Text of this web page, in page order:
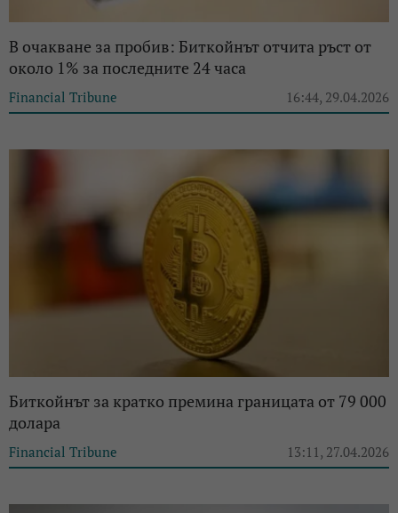
В очакване за пробив: Биткойнът отчита ръст от
около 1% за последните 24 часа
Financial Tribune 16:44, 29.04.2026
Биткойнът за кратко премина границата от 79 000
долара
Financial Tribune 13:11, 27.04.2026